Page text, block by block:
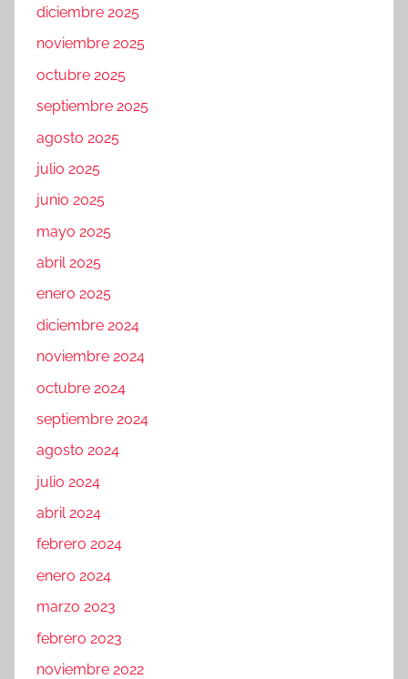
diciembre 2025
noviembre 2025
octubre 2025
septiembre 2025
agosto 2025
julio 2025
junio 2025
mayo 2025
abril 2025
enero 2025
diciembre 2024
noviembre 2024
octubre 2024
septiembre 2024
agosto 2024
julio 2024
abril 2024
febrero 2024
enero 2024
marzo 2023
febrero 2023
noviembre 2022